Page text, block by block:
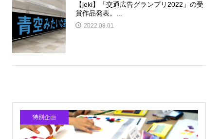
【jeki】「交通広告グランプリ2022」の受
賞作品発表。...
2022.08.01
特別企画